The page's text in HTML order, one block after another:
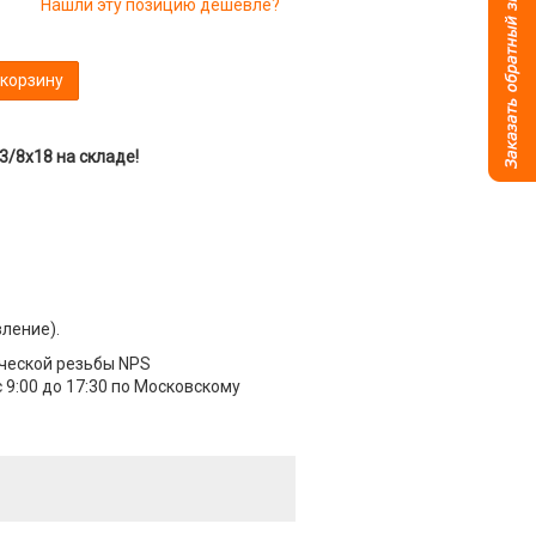
Нашли эту позицию дешевле?
8x18 на складе!
резьбы NPS
до 17:30 по Московскому